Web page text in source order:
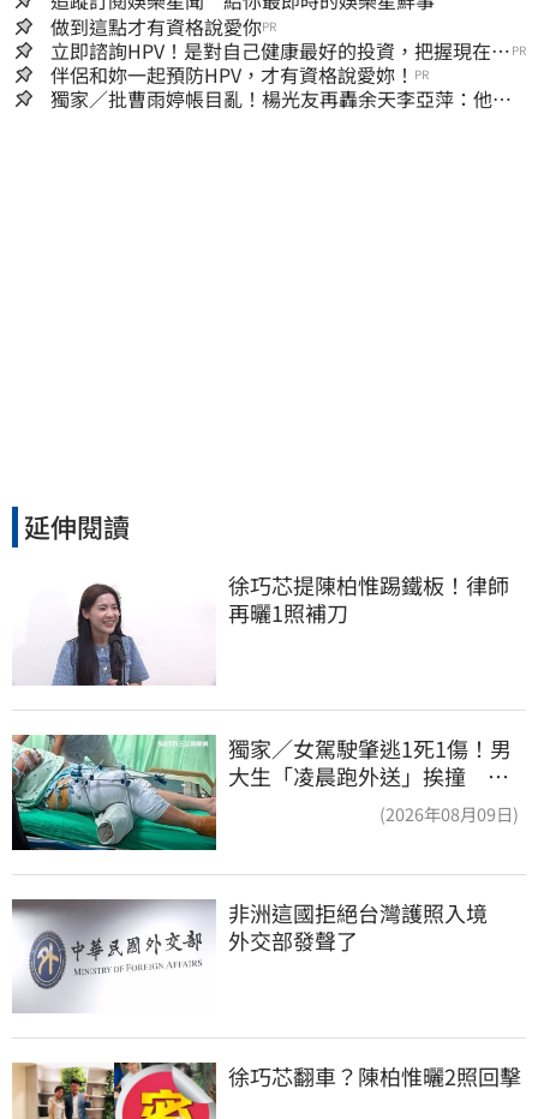
做到這點才有資格說愛你PR
立即諮詢HPV！是對自己健康最好的投資，把握現在不
嫌晚！
PR
伴侶和妳一起預防HPV，才有資格說愛妳！ PR
獨家／批曹雨婷帳目亂！楊光友再轟余天李亞萍：他們
延伸閱讀
徐巧芯提陳柏惟踢鐵板！律師
再曬1照補刀
獨家／女駕駛肇逃1死1傷！男
大生「凌晨跑外送」挨撞 媽
(2026年08月09日)
非洲這國拒絕台灣護照入境
外交部發聲了
徐巧芯翻車？陳柏惟曬2照回擊